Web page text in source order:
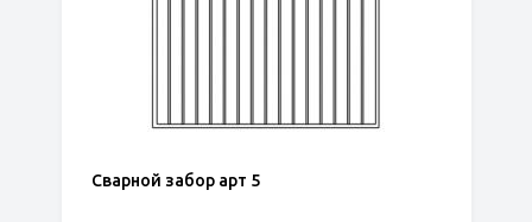
Сварной забор арт 5